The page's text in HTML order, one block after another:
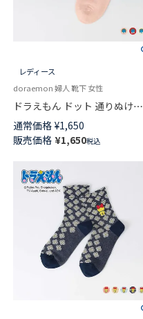
レディース
doraemon 婦人 靴下 女性
ドラえもん ドット 通りぬけフ
ープ ショート丈 カジュアル ソ
ックス レディース 日本製
03297122
通常価格 ¥1,650
販売価格 ¥1,650税込